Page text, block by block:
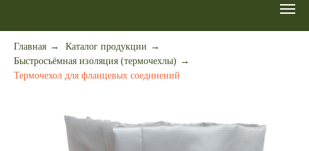
Главная → Каталог продукции →
Быстросъёмная изоляция (термочехлы) →
Термочехол для фланцевых соединений